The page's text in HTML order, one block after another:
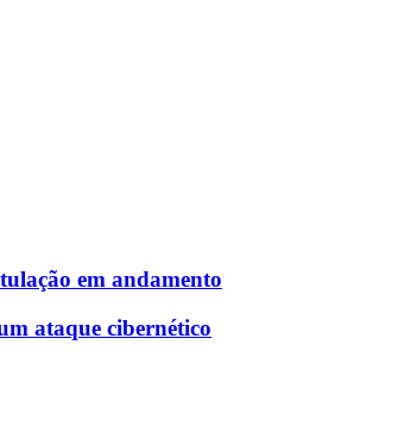
em andamento
ataque cibernético